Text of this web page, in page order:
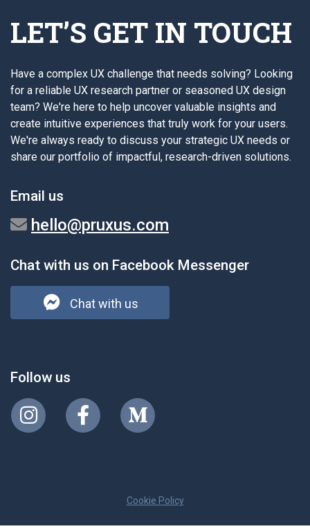
LET’S GET IN TOUCH
Have a complex UX challenge that needs solving? Looking
for a reliable UX research partner or seasoned UX design
team? We're here to help uncover valuable insights and
create intuitive experiences that truly work for your users.
We're always ready to discuss your strategic UX needs or
share our portfolio of impactful, research-driven solutions.
Email us
hello@pruxus.com
Chat with us on Facebook Messenger
Chat with us
Follow us
Cookie Policy